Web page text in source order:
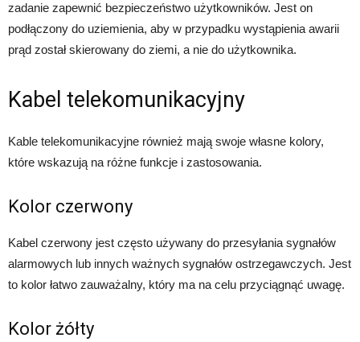
zadanie zapewnić bezpieczeństwo użytkowników. Jest on
podłączony do uziemienia, aby w przypadku wystąpienia awarii
prąd został skierowany do ziemi, a nie do użytkownika.
Kabel telekomunikacyjny
Kable telekomunikacyjne również mają swoje własne kolory,
które wskazują na różne funkcje i zastosowania.
Kolor czerwony
Kabel czerwony jest często używany do przesyłania sygnałów
alarmowych lub innych ważnych sygnałów ostrzegawczych. Jest
to kolor łatwo zauważalny, który ma na celu przyciągnąć uwagę.
Kolor żółty